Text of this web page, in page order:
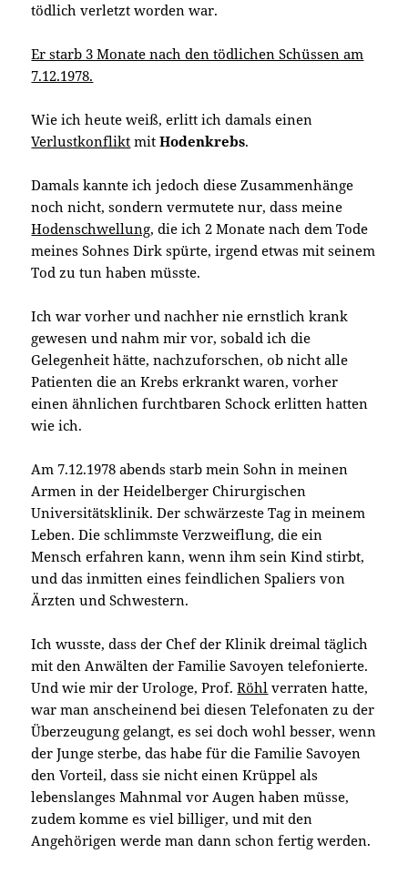
tödlich verletzt worden war.
Er starb 3 Monate nach den tödlichen Schüssen am
7.12.1978.
Wie ich heute weiß, erlitt ich damals einen
Verlustkonflikt mitHodenkrebs.
Damals kannte ich jedoch diese Zusammenhänge
noch nicht, sondern vermutete nur, dass meine
Hodenschwellung, die ich 2 Monate nach dem Tode
meines Sohnes Dirk spürte, irgend etwas mit seinem
Tod zu tun haben müsste.
Ich war vorher und nachher nie ernstlich krank
gewesen und nahm mir vor, sobald ich die
Gelegenheit hätte, nachzuforschen, ob nicht alle
Patienten die an Krebs erkrankt waren, vorher
einen ähnlichen furchtbaren Schock erlitten hatten
wie ich.
Am 7.12.1978 abends starb mein Sohn in meinen
Armen in der Heidelberger Chirurgischen
Universitätsklinik. Der schwärzeste Tag in meinem
Leben. Die schlimmste Verzweiflung, die ein
Mensch erfahren kann, wenn ihm sein Kind stirbt,
und das inmitten eines feindlichen Spaliers von
Ärzten und Schwestern.
Ich wusste, dass der Chef der Klinik dreimal täglich
mit den Anwälten der Familie Savoyen telefonierte.
Und wie mir der Urologe, Prof.Röhl verraten hatte,
war man anscheinend bei diesen Telefonaten zu der
Überzeugung gelangt, es sei doch wohl besser, wenn
der Junge sterbe, das habe für die Familie Savoyen
den Vorteil, dass sie nicht einen Krüppel als
lebenslanges Mahnmal vor Augen haben müsse,
zudem komme es viel billiger, und mit den
Angehörigen werde man dann schon fertig werden.